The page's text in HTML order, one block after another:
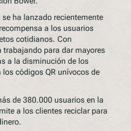
ha lanzado recientemente
a los usuarios
cotidianos. Con
trabajando para dar mayores
a la disminución de los
códigos QR unívocos de
de 380.000 usuarios en la
a los clientes reciclar para